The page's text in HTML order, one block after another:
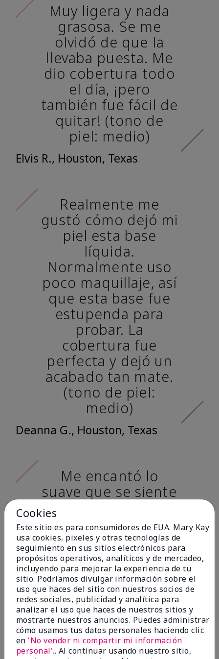
Muy ligera y nada
grasosa. Se me
olvidó de que la
llevaba puesta. Me
dio cobertura todo
el día, ¡pero
también fue fácil de
quitar! (tono de
piel: medio)
Elvis R., Houston, Texas
Realmente me
gustó cómo dejó mi
piel esta base
líquida.
Normalmente uso
poco maquillaje, así
que esta base fue
estupenda para
probar. La
cobertura fue
perfecta y dejó un
acabado tan mate.
(tono de piel:
medio)
Deanna G., Houston, Texas
Me encantó lo
suave que se siente
al aplicarla. Tiene
un acabado mate
muy bonito y no se
siente pastosa en la
piel. (tono de piel:
claro)
Ailime A., Tampa, Fla.
Cookies
Este sitio es para consumidores de EUA. Mary Kay
usa cookies, pixeles y otras tecnologías de
seguimiento en sus sitios electrónicos para
propósitos operativos, analíticos y de mercadeo,
incluyendo para mejorar la experiencia de tu
sitio. Podríamos divulgar información sobre el
uso que haces del sitio con nuestros socios de
redes sociales, publicidad y analítica para
analizar el uso que haces de nuestros sitios y
mostrarte nuestros anuncios. Puedes administrar
cómo usamos tus datos personales haciendo clic
en 'No vender ni compartir mi información
personal'.. Al continuar usando nuestro sitio,